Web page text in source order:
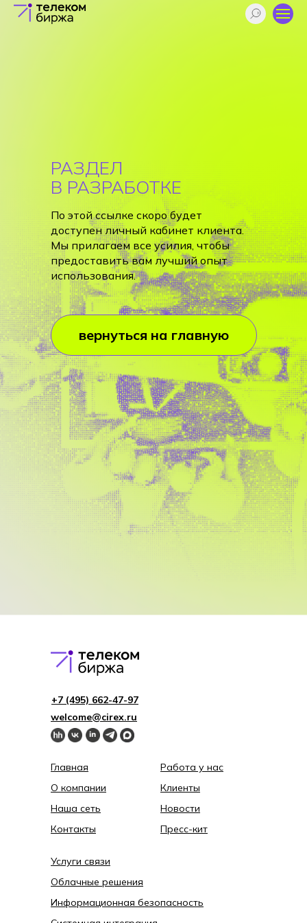
вернуться на главную
РАЗДЕЛ
В РАЗРАБОТКЕ
По этой ссылке скоро будет
доступен личный кабинет клиента.
Мы прилагаем все усилия, чтобы
предоставить вам лучший опыт
использования.
Главная
О компании
Наша сеть
Контакты
Работа у нас
Клиенты
Новости
Пресс-кит
welcome@cirex.ru
+7 (495) 662-4 7-97
Услуги связи
Облачные решения
Информационная безопасность